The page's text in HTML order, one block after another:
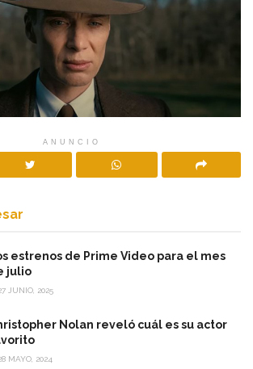
ANUNCIO
estrenos de Prime Video para el mes
julio
JUNIO, 2025
Nolan reveló cuál es su actor
MAYO, 2024